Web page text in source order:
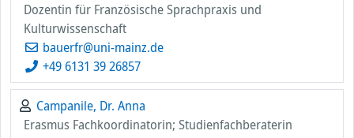
Dozentin für Französische Sprachpraxis und
Kulturwissenschaft
bauerfr@uni-mainz.de
+49 6131 39 26857
Campanile, Dr. Anna
Erasmus Fachkoordinatorin; Studienfachberaterin